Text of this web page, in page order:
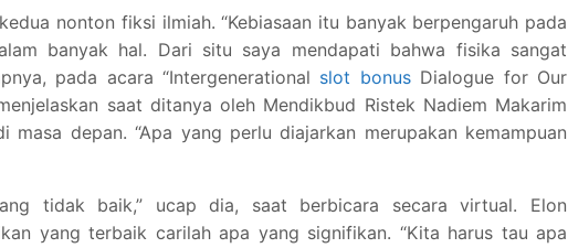
nonton fiksi ilmiah. “Kebiasaan itu banyak berpengaruh pada
banyak hal. Dari situ saya mendapati bahwa fisika sangat
pada acara “Intergenerational slot bonusDialogue for Our
saat ditanya oleh Mendikbud Ristek Nadiem Makarim
masa depan. “Apa yang perlu diajarkan merupakan kemampuan
tidak baik,” ucap dia, saat berbicara secara virtual. Elon
yang terbaik carilah apa yang signifikan. “Kita harus tau apa